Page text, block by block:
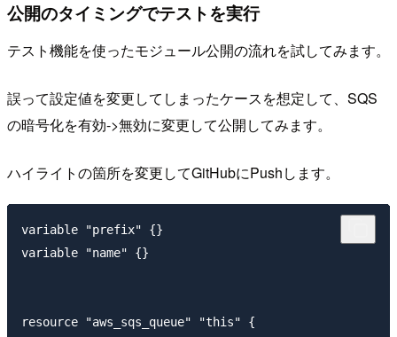
公開のタイミングでテストを実行
テスト機能を使ったモジュール公開の流れを試してみます。
誤って設定値を変更してしまったケースを想定して、SQS
の暗号化を有効->無効に変更して公開してみます。
ハイライトの箇所を変更してGitHubにPushします。
variable "prefix" {}
variable "name" {}
resource "aws_sqs_queue" "this" {